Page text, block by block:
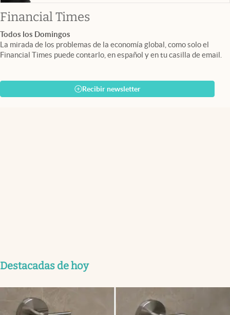
Financial Timesabre en nueva pestaña
Todos los Domingos
La mirada de los problemas de la economía global, como solo el
Financial Times puede contarlo, en español y en tu casilla de email.
Recibir newsletter
Destacadas de hoy